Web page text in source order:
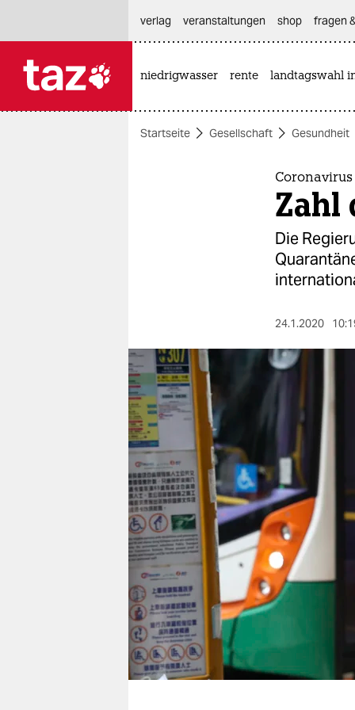
themen
berlin
nord
wahrheit
verlag
verlag
veranstaltungen
shop
fragen & hilfe
unterstützen
abo
genossenschaft
verlag
veranstaltungen shop fragen
niedrigwasser rente landtagswahl
Startseite Gesellschaft Gesundheit
Zahl
Die
24.1.2020